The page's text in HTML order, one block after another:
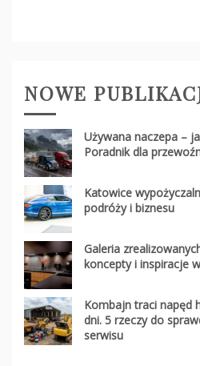
NOWE
Używana naczepa –
Poradnik dla
Katowice
podróży i biznesu
Galeria
koncepty i inspiracje
Kombajn traci napęd
dni. 5 rzeczy do
serwisu